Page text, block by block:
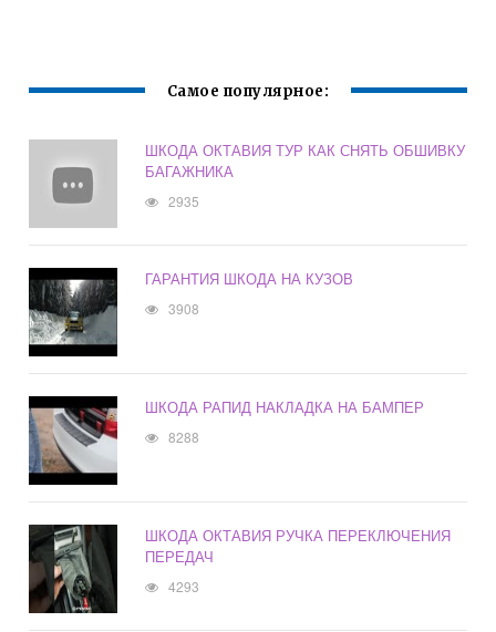
Самое популярное:
ШКОДА ОКТАВИЯ ТУР КАК СНЯТЬ ОБШИВКУ
БАГАЖНИКА
2935
ГАРАНТИЯ ШКОДА НА КУЗОВ
3908
ШКОДА РАПИД НАКЛАДКА НА БАМПЕР
8288
ШКОДА ОКТАВИЯ РУЧКА ПЕРЕКЛЮЧЕНИЯ
ПЕРЕДАЧ
4293